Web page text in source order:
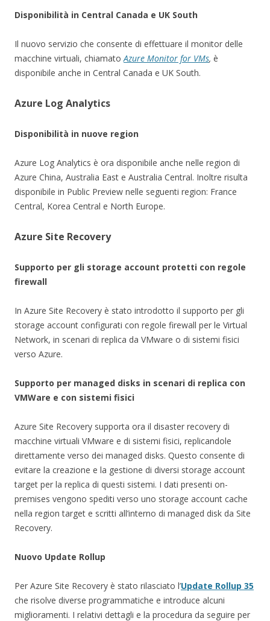
Disponibilità in Central Canada e UK South
Il nuovo servizio che consente di effettuare il monitor delle
macchine virtuali, chiamatoAzure Monitor for VMs, è
disponibile anche in Central Canada e UK South.
Azure Log Analytics
Disponibilità in nuove region
Azure Log Analytics è ora disponibile anche nelle region di
Azure China, Australia East e Australia Central. Inoltre risulta
disponibile in Public Preview nelle seguenti region: France
Central, Korea Central e North Europe.
Azure Site Recovery
Supporto per gli storage account protetti con regole
firewall
In Azure Site Recovery è stato introdotto il supporto per gli
storage account configurati con regole firewall per le Virtual
Network, in scenari di replica da VMware o di sistemi fisici
verso Azure.
Supporto per managed disks in scenari di replica con
VMWare e con sistemi fisici
Azure Site Recovery supporta ora il disaster recovery di
macchine virtuali VMware e di sistemi fisici, replicandole
direttamente verso dei managed disks. Questo consente di
evitare la creazione e la gestione di diversi storage account
target per la replica di questi sistemi. I dati presenti on-
premises vengono spediti verso uno storage account cache
nella region target e scritti all’interno di managed disk da Site
Recovery.
Nuovo Update Rollup
Per Azure Site Recovery è stato rilasciato l’Update Rollup 35
che risolve diverse programmatiche e introduce alcuni
miglioramenti. I relativi dettagli e la procedura da seguire per